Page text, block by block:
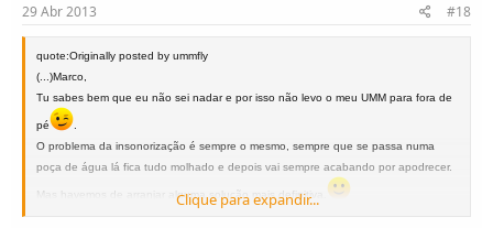
29 Abr 2013 #18
quote:Originally posted by ummfly
(...)Marco,
Tu sabes bem que eu não sei nadar e por isso não levo o meu UMM para fora de
pé
O problema da insonorização é sempre o mesmo, sempre que se passa numa
poça de água lá fica tudo molhado e depois vai sempre acabando por apodrecer.
Mas havemos de arranjar alguma solução mais definitiva.
Clique para expandir...